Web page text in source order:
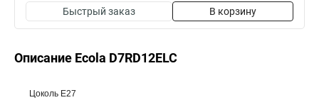
Быстрый заказ В корзину
Описание Ecola D7RD12ELC
Цоколь E27